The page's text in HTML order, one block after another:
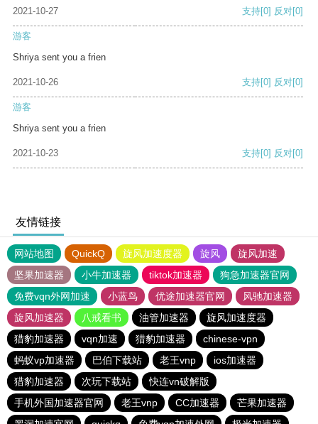
2021-10-27 支持[0] 反对[0]
游客
Shriya sent you a frien
2021-10-26 支持[0] 反对[0]
游客
Shriya sent you a frien
2021-10-23 支持[0] 反对[0]
友情链接
网站地图 QuickQ 旋风加速度器 旋风
旋风加速
坚果加速器
小牛加速器 tiktok加速器
狗急加速器官网
免费vqn外网加速
小蓝鸟 优途加速器官网
风驰加速器
旋风加速器
八戒看书 油管加速器
旋风加速度器
猎豹加速器
vqn加速 猎豹加速器
chinese-vpn
蚂蚁vp加速器
巴伯下载站 老王vnp
ios加速器
猎豹加速器
次玩下载站
快连vn破解版
手机外国加速器官网
老王vnp CC加速器
芒果加速器